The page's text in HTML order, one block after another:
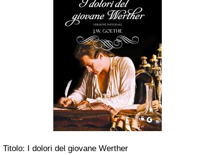
Titolo: I dolori del giovane Werther